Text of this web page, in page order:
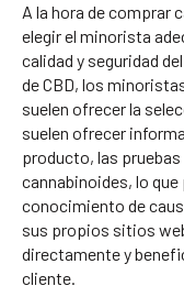
A la hora de comprar
elegir el minorista
calidad y seguridad
de CBD, los
suelen ofrecer la
suelen ofrecer
producto, las
cannabinoides, lo
conocimiento de
sus propios sitios
directamente y
cliente.